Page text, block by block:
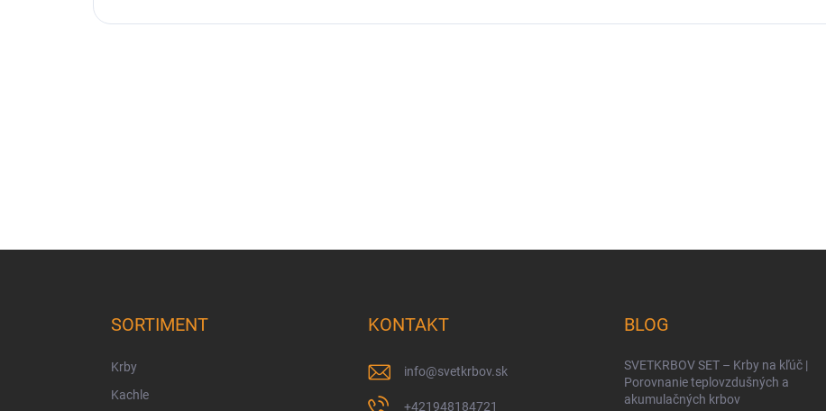
SORTIMENT
Krby
Kachle
KONTAKT
info@svetkrbov.sk
+421948184721
BLOG
SVETKRBOV SET – Krby na kľúč |
Porovnanie teplovzdušných a
akumulačných krbov